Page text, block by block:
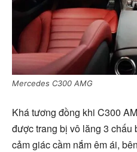
Mercedes C300 AMG
Khá tương đồng khi C300
được trang bị vô lăng 3 chấu
cảm giác cầm nắm êm ái,